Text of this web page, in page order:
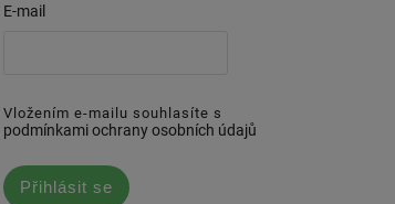
E-mail
Vložením e-mailu souhlasíte s
podmínkami ochrany osobních údajů
Přihlásit se